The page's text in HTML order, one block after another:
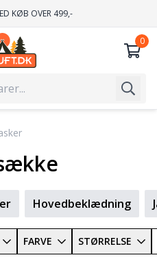
KØB OVER 499,-
Hovedbeklædning
FARVE STØRRELSE